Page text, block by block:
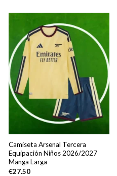
Camiseta Arsenal Tercera
Equipación Niños 2026/2027
Manga Larga
€27.50